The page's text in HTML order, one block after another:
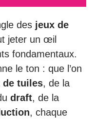
des jeux de
jeter un œil
fondamentaux.
le ton : que l’on
de tuiles, de la
draft, de la
, chaque